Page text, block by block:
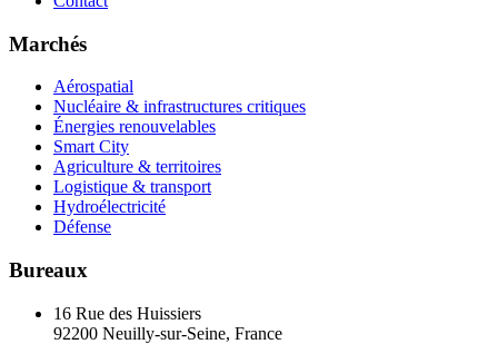
Marchés
Aérospatial
Nucléaire & infrastructures critiques
Énergies renouvelables
Smart City
Agriculture & territoires
Logistique & transport
Hydroélectricité
Défense
Bureaux
16 Rue des Huissiers
92200 Neuilly-sur-Seine, France